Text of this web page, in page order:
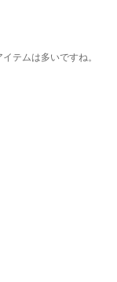
テムは多いですね。